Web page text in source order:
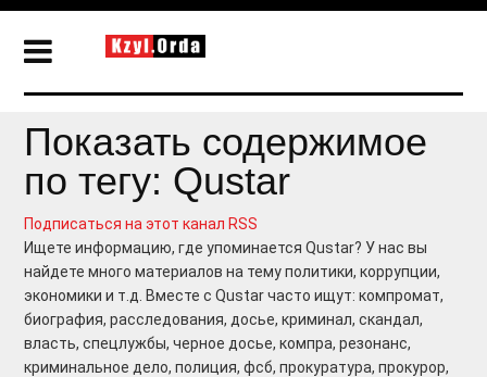
Показать содержимое
по тегу: Qustar
Подписаться на этот канал RSS
Ищете информацию, где упоминается Qustar? У нас вы
найдете много материалов на тему политики, коррупции,
экономики и т.д. Вместе с Qustar часто ищут: компромат,
биография, расследования, досье, криминал, скандал,
власть, спецлужбы, черное досье, компра, резонанс,
криминальное дело, полиция, фсб, прокуратура, прокурор,